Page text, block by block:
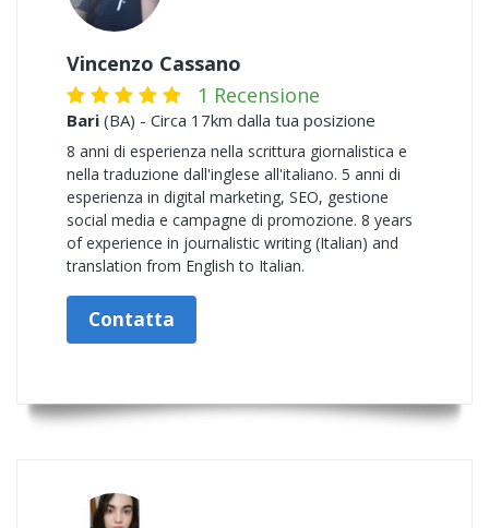
Vincenzo Cassano
1 Recensione
Bari (BA) - Circa 17km dalla tua posizione
8 anni di esperienza nella scrittura giornalistica e
nella traduzione dall'inglese all'italiano. 5 anni di
esperienza in digital marketing, SEO, gestione
social media e campagne di promozione. 8 years
of experience in journalistic writing (Italian) and
translation from English to Italian.
Contatta